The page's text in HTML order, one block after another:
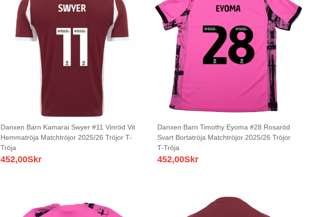
Danxen Barn Kamarai Swyer #11 Vinröd Vit
Hemmatröja Matchtröjor 2025/26 Tröjor T-
Tröja
452,00Skr
Danxen Barn Timothy Eyoma #28 Rosaröd
Svart Bortatröja Matchtröjor 2025/26 Tröjor
T-Tröja
452,00Skr